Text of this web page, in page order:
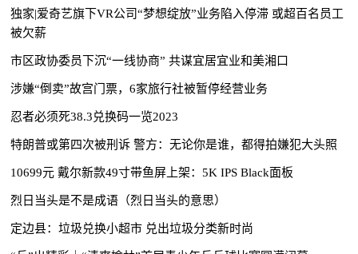
独家|爱奇艺旗下VR公司“梦想绽放”业务陷入停滞 或超百名员工
被欠薪
市区政协委员下沉“一线协商” 共谋宜居宜业和美湘口
涉嫌“倒卖”故宫门票，6家旅行社被暂停经营业务
忍者必须死38.3兑换码一览2023
特朗普或第四次被刑诉 警方：无论你是谁，都得拍嫌犯大头照
10699元 戴尔新款49寸带鱼屏上架：5K IPS Black面板
烈日当头是不是成语（烈日当头的意思）
定边县：垃圾兑换小超市 兑出垃圾分类新时尚